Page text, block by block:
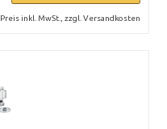
Preis inkl. MwSt., zzgl. Versandkosten